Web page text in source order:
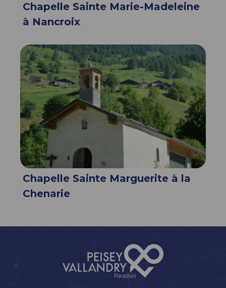
Chapelle Sainte Marie-Madeleine
à Nancroix
Chapelle Sainte Marguerite à la
Chenarie